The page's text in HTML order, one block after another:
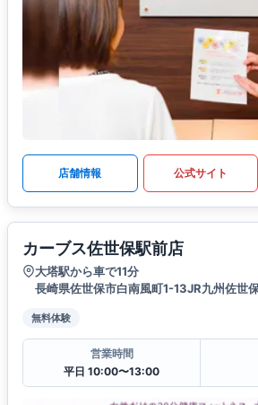
店舗情報 公式サイト
カーブス佐世保駅前店
大塔駅から車で11分
長崎県佐世保市白南風町1-13JR九州佐世
無料体験
営業時間
平日 10:00〜13:00